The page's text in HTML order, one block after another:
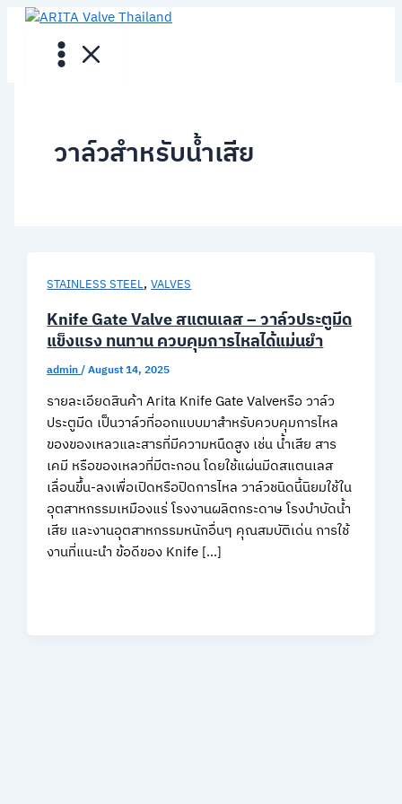
Skip
วาล์วสำหรับน้ำเสีย
STAINLESS STEEL,VALVES
Knife Gate Valve สแตนเลส – วาล์วประตูมีด
แข็งแรง ทนทาน ควบคุมการไหลได้แม่นยำ
admin/August 14, 2025
รายละเอียดสินค้า Arita Knife Gate Valveหรือ วาล์ว
ประตูมีด เป็นวาล์วที่ออกแบบมาสำหรับควบคุมการไหล
ของของเหลวและสารที่มีความหนืดสูง เช่น น้ำเสีย สาร
เคมี หรือของเหลวที่มีตะกอน โดยใช้แผ่นมีดสแตนเลส
เลื่อนขึ้น-ลงเพื่อเปิดหรือปิดการไหล วาล์วชนิดนี้นิยมใช้ใน
อุตสาหกรรมเหมืองแร่ โรงงานผลิตกระดาษ โรงบำบัดน้ำ
เสีย และงานอุตสาหกรรมหนักอื่นๆ คุณสมบัติเด่น การใช้
งานที่แนะนำ ข้อดีของ Knife […]